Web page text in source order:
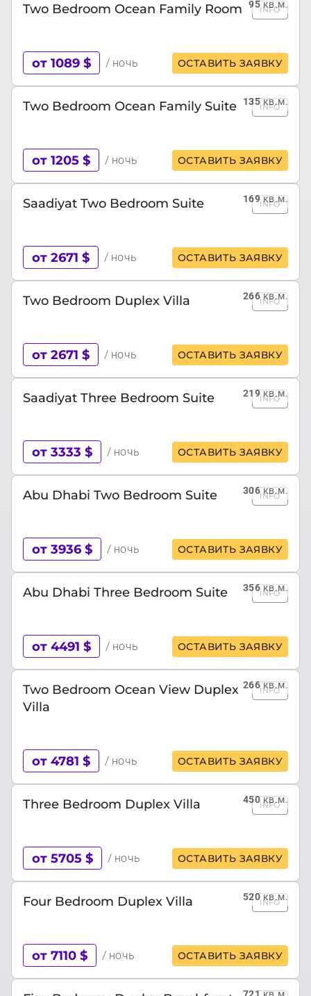
95кв.м.
Two Bedroom Ocean Family Room INFO
от 1089 $ / ночь ОСТАВИТЬ ЗАЯВКУ
135кв.м.
Two Bedroom Ocean Family Suite INFO
от 1205 $ / ночь ОСТАВИТЬ ЗАЯВКУ
169кв.м.
Saadiyat Two Bedroom Suite INFO
от 2671 $ / ночь ОСТАВИТЬ ЗАЯВКУ
266кв.м.
Two Bedroom Duplex Villa INFO
от 2671 $ / ночь ОСТАВИТЬ ЗАЯВКУ
219кв.м.
Saadiyat Three Bedroom Suite INFO
от 3333 $ / ночь ОСТАВИТЬ ЗАЯВКУ
306кв.м.
Abu Dhabi Two Bedroom Suite INFO
от 3936 $ / ночь ОСТАВИТЬ ЗАЯВКУ
356кв.м.
Abu Dhabi Three Bedroom Suite INFO
от 4491 $ / ночь ОСТАВИТЬ ЗАЯВКУ
266кв.м.
Two Bedroom Ocean View Duplex
Villa
INFO
от 4781 $ / ночь ОСТАВИТЬ ЗАЯВКУ
450кв.м.
Three Bedroom Duplex Villa INFO
от 5705 $ / ночь ОСТАВИТЬ ЗАЯВКУ
520кв.м.
Four Bedroom Duplex Villa INFO
от 7110 $ / ночь ОСТАВИТЬ ЗАЯВКУ